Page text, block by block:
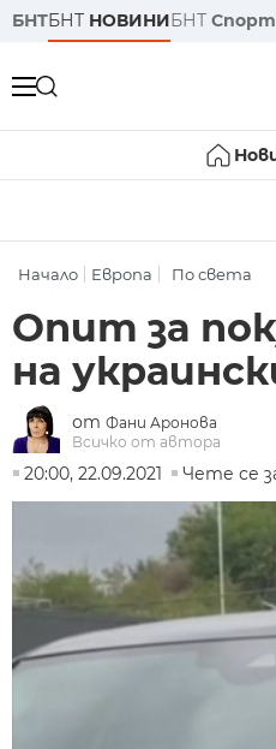
БНТБНТ НОВИНИБНТ Спорт
Начало Европа По света
Опит за
на
от Фани Аронова
Всичко от автора
20:00, 22.09.2021
Чете се